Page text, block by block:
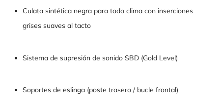
Culata sintética negra para todo clima con inserciones
grises suaves al tacto
Sistema de supresión de sonido SBD (Gold Level)
Soportes de eslinga (poste trasero / bucle frontal)